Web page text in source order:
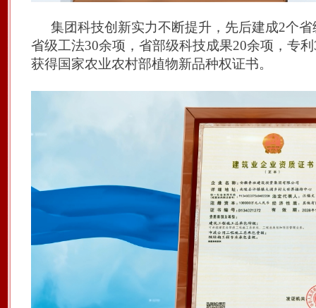
集团科技创新实力不断提升，先后建成2个
省级工法30余项，省部级科技成果20余项，专
获得国家农业农村部植物新品种权证书。